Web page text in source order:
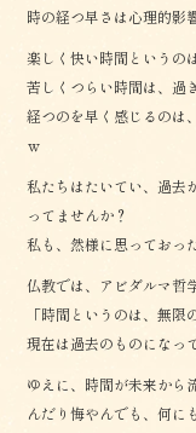
時の経つ早さは心理的影
楽しく快い時間というの
苦しくつらい時間は、過
経つのを早く感じるのは
ｗ
私たちはたいてい、過去
ってませんか？
私も、然様に思っておっ
仏教では、アビダルマ哲
「時間というのは、無
現在は過去のものになっ
ゆえに、時間が未来から
んだり悔やんでも、何に